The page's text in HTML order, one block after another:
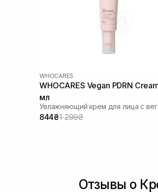
WHOCARES
WHOCARES Vegan PDRN
мл
844₴1 299₴
Отзывы о